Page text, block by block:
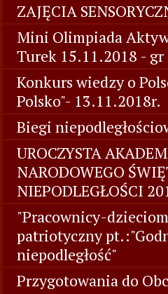
ZAJĘCIA
Mini Olimpiada
Turek 15.11.2018 - gr
Konkurs wiedzy o
Polsko"- 13.11.2018r.
Biegi
UROCZYSTA
NARODOWEGO
NIEPODLEGŁOŚCI
"Pracownicy-
patriotyczny
niepodległość"
Przygotowania do